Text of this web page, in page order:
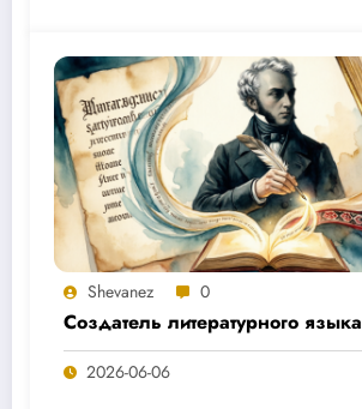
Shevanez 0
Создатель литературного языка
2026-06-06